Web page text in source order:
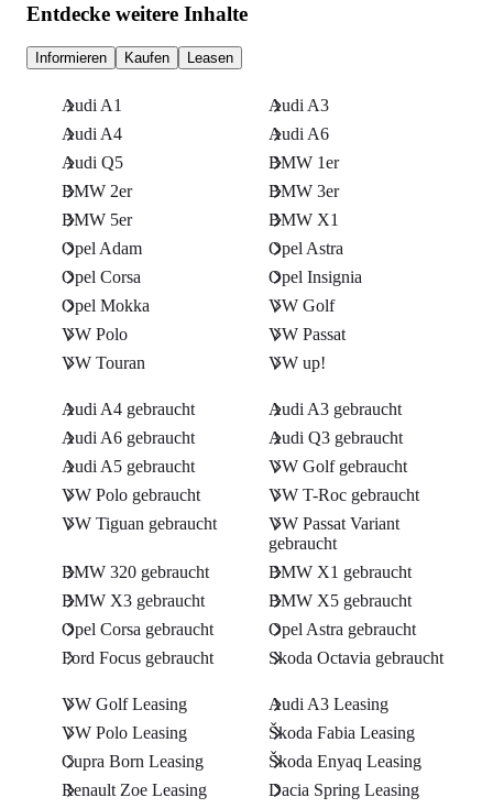
Entdecke weitere Inhalte
Informieren Kaufen Leasen
Audi A1
Audi A3
Audi A4
Audi A6
Audi Q5
BMW 1er
BMW 2er
BMW 3er
BMW 5er
BMW X1
Opel Adam
Opel Astra
Opel Corsa
Opel Insignia
Opel Mokka
VW Golf
VW Polo
VW Passat
VW Touran
VW up!
Audi A4 gebraucht
Audi A3 gebraucht
Audi A6 gebraucht
Audi Q3 gebraucht
Audi A5 gebraucht
VW Golf gebraucht
VW Polo gebraucht
VW T-Roc gebraucht
VW Tiguan gebraucht
VW Passat Variant
gebraucht
BMW 320 gebraucht
BMW X1 gebraucht
BMW X3 gebraucht
BMW X5 gebraucht
Opel Corsa gebraucht
Opel Astra gebraucht
Ford Focus gebraucht
Skoda Octavia gebraucht
VW Golf Leasing
Audi A3 Leasing
VW Polo Leasing
Škoda Fabia Leasing
Cupra Born Leasing
Škoda Enyaq Leasing
Renault Zoe Leasing
Dacia Spring Leasing